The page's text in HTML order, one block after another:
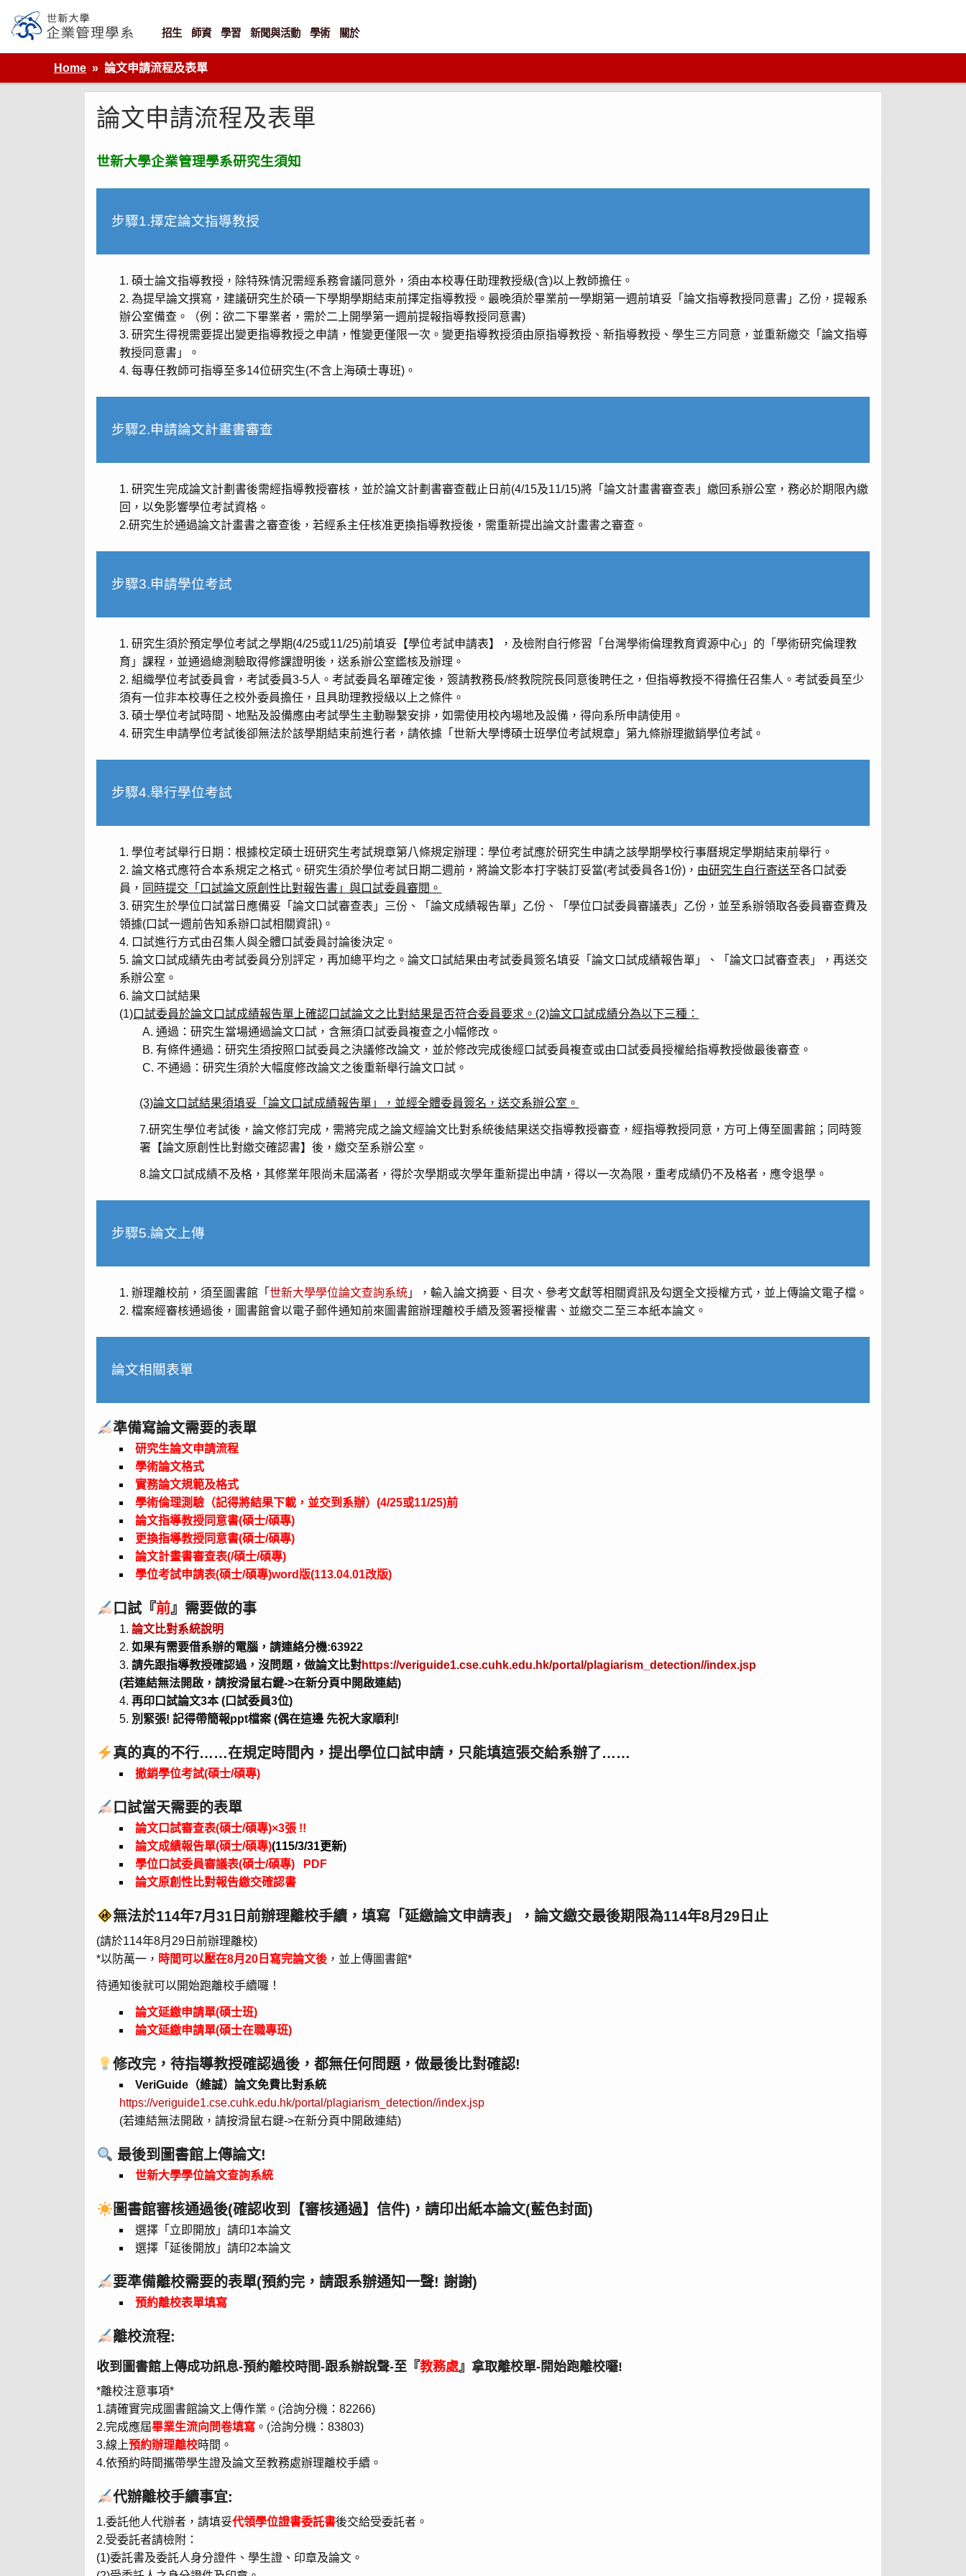
content
世新大學企業管理學系
招生 師資 學習 新聞與活動 學術 關於
Home 論文申請流程及表單
論文申請流程及表單
世新大學企業管理學系研究生須知
步驟1.擇定論文指導教授
碩士論文指導教授，除特殊情況需經系務會議同意外，須由本校專任助理教授級(含)以上教師擔任。
為提早論文撰寫，建議研究生於碩一下學期學期結束前擇定指導教授。最晚須於畢業前一學期第一週前填妥「論文指導教授同意書」乙份，提報系
辦公室備查。（例：欲二下畢業者，需於二上開學第一週前提報指導教授同意書)
研究生得視需要提出變更指導教授之申請，惟變更僅限一次。變更指導教授須由原指導教授、新指導教授、學生三方同意，並重新繳交「論文指導
教授同意書」。
每專任教師可指導至多14位研究生(不含上海碩士專班)。
步驟2.申請論文計畫書審查
研究生完成論文計劃書後需經指導教授審核，並於論文計劃書審查截止日前(4/15及11/15)將「論文計畫書審查表」繳回系辦公室，務必於期限內繳
回，以免影響學位考試資格。
2.研究生於通過論文計畫書之審查後，若經系主任核准更換指導教授後，需重新提出論文計畫書之審查。
步驟3.申請學位考試
研究生須於預定學位考試之學期(4/25或11/25)前填妥【學位考試申請表】，及檢附自行修習「台灣學術倫理教育資源中心」的「學術研究倫理教
育」課程，並通過總測驗取得修課證明後，送系辦公室鑑核及辦理。
組織學位考試委員會，考試委員3-5人。考試委員名單確定後，簽請教務長/終教院院長同意後聘任之，但指導教授不得擔任召集人。考試委員至少
須有一位非本校專任之校外委員擔任，且具助理教授級以上之條件。
碩士學位考試時間、地點及設備應由考試學生主動聯繫安排，如需使用校內場地及設備，得向系所申請使用。
研究生申請學位考試後卻無法於該學期結束前進行者，請依據「世新大學博碩士班學位考試規章」第九條辦理撤銷學位考試。
步驟4.舉行學位考試
學位考試舉行日期：根據校定碩士班研究生考試規章第八條規定辦理：學位考試應於研究生申請之該學期學校行事曆規定學期結束前舉行。
論文格式應符合本系規定之格式。研究生須於學位考試日期二週前，將論文影本打字裝訂妥當(考試委員各1份)， 由研究生自行寄送至各口試委
員， 同時提交「口試論文原創性比對報告書」與口試委員審閱。
研究生於學位口試當日應備妥「論文口試審查表」三份、「論文成績報告單」乙份、「學位口試委員審議表」乙份，並至系辦領取各委員審查費及
領據(口試一週前告知系辦口試相關資訊)。
口試進行方式由召集人與全體口試委員討論後決定。
論文口試成績先由考試委員分別評定，再加總平均之。論文口試結果由考試委員簽名填妥「論文口試成績報告單」、「論文口試審查表」，再送交
系辦公室。
論文口試結果
(1)口試委員於論文口試成績報告單上確認口試論文之比對結果是否符合委員要求。 (2)論文口試成績分為以下三種：
通過：研究生當場通過論文口試，含無須口試委員複查之小幅修改。
有條件通過：研究生須按照口試委員之決議修改論文，並於修改完成後經口試委員複查或由口試委員授權給指導教授做最後審查。
不通過：研究生須於大幅度修改論文之後重新舉行論文口試。
(3)論文口試結果須填妥「論文口試成績報告單」，並經全體委員簽名，送交系辦公室。
7.研究生學位考試後，論文修訂完成，需將完成之論文經論文比對系統後結果送交指導教授審查，經指導教授同意，方可上傳至圖書館；同時簽
署【論文原創性比對繳交確認書】後，繳交至系辦公室。
8.論文口試成績不及格，其修業年限尚未屆滿者，得於次學期或次學年重新提出申請，得以一次為限，重考成績仍不及格者，應令退學。
步驟5.論文上傳
辦理離校前，須至圖書館「世新大學學位論文查詢系統 」，輸入論文摘要、目次、參考文獻等相關資訊及勾選全文授權方式，並上傳論文電子檔。
檔案經審核通過後，圖書館會以電子郵件通知前來圖書館辦理離校手續及簽署授權書、並繳交二至三本紙本論文。
論文相關表單
準備寫論文需要的表單
研究生論文申請流程
學術論文格式
實務論文規範及格式
學術倫理測驗（記得將結果下載，並交到系辦）(4/25或11/25)前
論文指導教授同意書(碩士/碩專)
更換指導教授同意書(碩士/碩專)
論文計畫書審查表(/碩士/碩專)
學位考試申請表(碩士/碩專)word版(113.04.01改版)
口試『前』需要做的事
論文比對系統說明
如果有需要借系辦的電腦，請連絡分機:63922
請先跟指導教授確認過，沒問題，做論文比對https://veriguide1.cse.cuhk.edu.hk/portal/plagiarism_detection//index.jsp
(若連結無法開啟，請按滑鼠右鍵->在新分頁中開啟連結)
再印口試論文3本 (口試委員3位)
別緊張! 記得帶簡報ppt檔案 (偶在這邊 先祝大家順利!
真的真的不行……在規定時間內，提出學位口試申請，只能填這張交給系辦了……
撤銷學位考試(碩士/碩專)
口試當天需要的表單
論文口試審查表(碩士/碩專)×3張 !!
論文成績報告單(碩士/碩專)(115/3/31更新)
學位口試委員審議表(碩士/碩專)
PDF
論文原創性比對報告繳交確認書
無法於114年7月31日前辦理離校手續，填寫「延繳論文申請表」，論文繳交最後期限為114年8月29日止
(請於114年8月29日前辦理離校)
*以防萬一， 時間可以壓在8月20日寫完論文後 ，並上傳圖書館*
待通知後就可以開始跑離校手續囉！
論文延繳申請單(碩士班)
論文延繳申請單(碩士在職專班)
修改完，待指導教授確認過後，都無任何問題，做最後比對確認!
VeriGuide（維誠）論文免費比對系統
https://veriguide1.cse.cuhk.edu.hk/portal/plagiarism_detection//index.jsp
(若連結無法開啟，請按滑鼠右鍵->在新分頁中開啟連結)
最後到圖書館上傳論文!
世新大學學位論文查詢系統
圖書館審核通過後(確認收到【審核通過】信件)，請印出紙本論文(藍色封面)
選擇「立即開放」請印1本論文
選擇「延後開放」請印2本論文
要準備離校需要的表單(預約完，請跟系辦通知一聲! 謝謝)
預約離校表單填寫
離校流程:
收到圖書館上傳成功訊息-預約離校時間-跟系辦說聲-至『教務處』拿取離校單-開始跑離校囉!
*離校注意事項*
1.請確實完成圖書館論文上傳作業。(洽詢分機：82266)
2.完成應屆畢業生流向問卷填寫 。(洽詢分機：83803)
3.線上預約辦理離校時間。
4.依預約時間攜帶學生證及論文至教務處辦理離校手續。
代辦離校手續事宜:
1.委託他人代辦者，請填妥代領學位證書委託書後交給受委託者。
2.受委託者請檢附：
(1)委託書及委託人身分證件、學生證、印章及論文。